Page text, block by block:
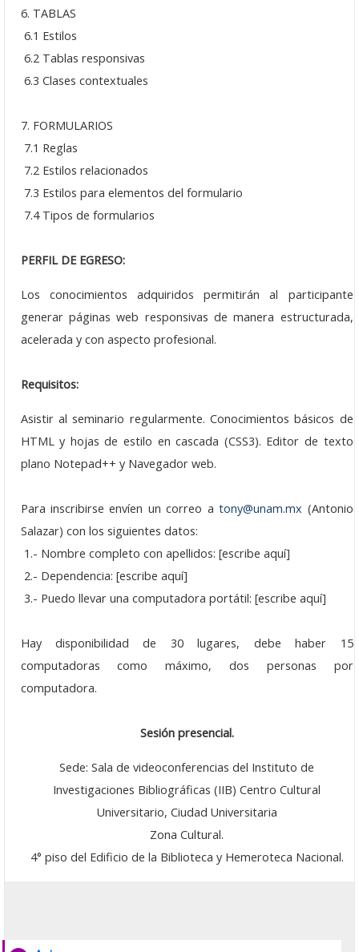
Junio: 18
Mayo: 28
Noviembre: 21
Octubre: 17
Septiembre: 19
Mayo: 16
Abril: 18
Marzo: 21
Febrero: 14
Enero: 24
Seminarios
Seminarios 2024
Seminarios 2023
Seminarios 2021
Seminarios 2020
Seminarios 2019
Seminarios 2018
Seminarios 2017
Seminarios 2016
6. TABLAS
6.1 Estilos
6.2 Tablas responsivas
6.3 Clases contextuales
7. FORMULARIOS
7.1 Reglas
7.2 Estilos relacionados
7.3 Estilos para elementos del formulario
7.4 Tipos de formularios
PERFIL DE EGRESO:
Los conocimientos adquiridos permitirán al participante
generar páginas web responsivas de manera estructurada,
acelerada y con aspecto profesional.
Requisitos:
Asistir al seminario regularmente. Conocimientos básicos de
HTML y hojas de estilo en cascada (CSS3). Editor de texto
plano Notepad++ y Navegador web.
Para inscribirse envíen un correo atony@unam.mx (Antonio
Salazar) con los siguientes datos:
1.- Nombre completo con apellidos: [escribe aquí]
2.- Dependencia: [escribe aquí]
3.- Puedo llevar una computadora portátil: [escribe aquí]
Hay disponibilidad de 30 lugares, debe haber 15
computadoras como máximo, dos personas por
computadora.
Sesión presencial.
Sede: Sala de videoconferencias del Instituto de
Investigaciones Bibliográficas (IIB) Centro Cultural
Universitario, Ciudad Universitaria
Zona Cultural.
4° piso del Edificio de la Biblioteca y Hemeroteca Nacional.